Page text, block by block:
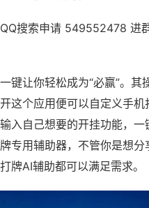
搜索申请 549552478 进
键让你轻松成为“必赢”。其
这个应用便可以自定义手机
入自己想要的开挂功能，一
专用辅助器，不管你是想分
牌AI辅助都可以满足需求。